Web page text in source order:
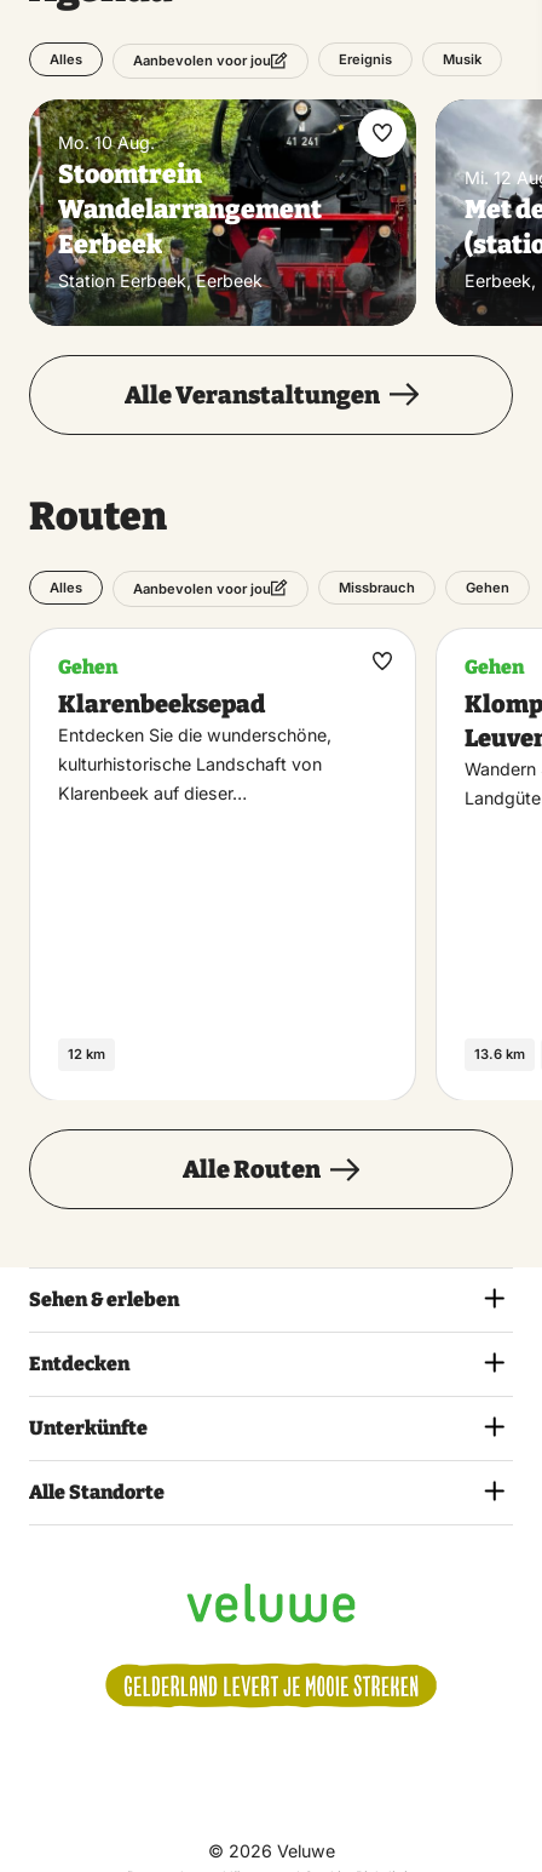
Alles Aanbevolen voor jou Ereignis Musik
Mo. 10 Aug.
Stoomtrein
Wandelarrangement
Eerbeek
Station Eerbeek, Eerbeek
Favorit
machen Mi. 12
Met
Eerbeek,
Alle Veranstaltungen
Routen
Alles Aanbevolen voor jou Missbrauch Gehen
Gehen
Klarenbeeksepad
Entdecken Sie die wunderschöne,
kulturhistorische Landschaft von
Klarenbeek auf dieser…
12 km
Maak
Gehen
Wandern
13.6 km
Alle Routen
Sehen & erleben
Entdecken
Unterkünfte
Alle Standorte
ons:
© 2026 Veluwe